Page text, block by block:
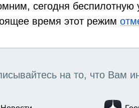
сегодня беспилотную
время этот режим
на то, что Вам